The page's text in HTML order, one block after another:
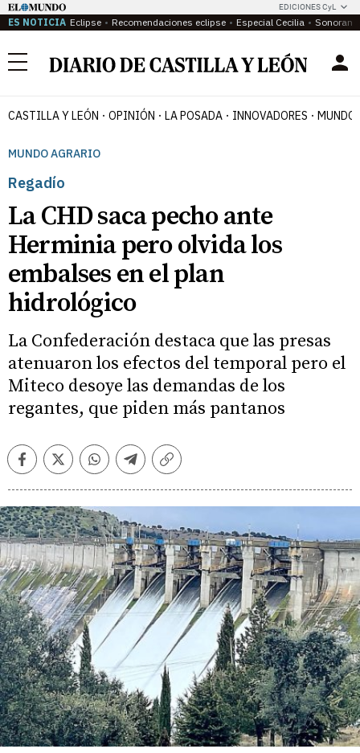
EDICIONES CyL
ES NOTICIA Eclipse Recomendaciones eclipse Especial Cecilia
Menú
CASTILLA Y LEÓN OPINIÓN LA POSADA INNOVADORES MUNDO
MUNDO AGRARIO
Regadío
La CHD saca pecho ante
Herminia pero olvida los
embalses en el plan
hidrológico
La Confederación destaca que las presas
atenuaron los efectos del temporal pero el
Miteco desoye las demandas de los
regantes, que piden más pantanos
FacebookTwitterWhatsappTelegramCopiar